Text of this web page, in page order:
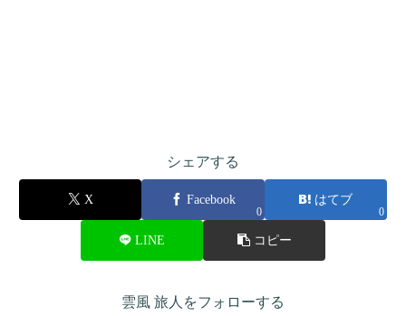
シェアする
X Facebook
0
はてブ
0
LINE コピー
雲風 旅人をフォローする